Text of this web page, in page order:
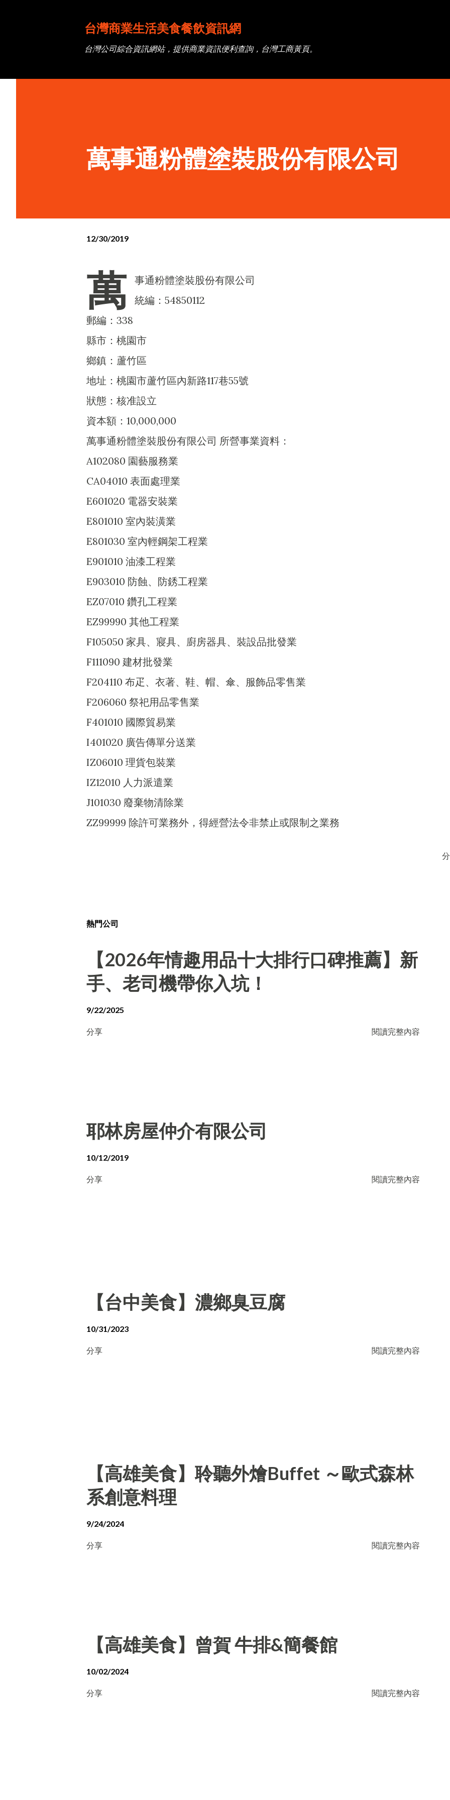
台灣商業生活美食餐飲資訊網
台灣公司綜合資訊網站，提供商業資訊便利查詢，台灣工商黃頁。
萬事通粉體塗裝股份有限公司
12/30/2019
萬
事通粉體塗裝股份有限公司
統編：54850112
郵編：338
縣市：桃園市
鄉鎮：蘆竹區
地址：桃園市蘆竹區內新路117巷55號
狀態：核准設立
資本額：10,000,000
萬事通粉體塗裝股份有限公司 所營事業資料：
A102080 園藝服務業
CA04010 表面處理業
E601020 電器安裝業
E801010 室內裝潢業
E801030 室內輕鋼架工程業
E901010 油漆工程業
E903010 防蝕、防銹工程業
EZ07010 鑽孔工程業
EZ99990 其他工程業
F105050 家具、寢具、廚房器具、裝設品批發業
F111090 建材批發業
F204110 布疋、衣著、鞋、帽、傘、服飾品零售業
F206060 祭祀用品零售業
F401010 國際貿易業
I401020 廣告傳單分送業
IZ06010 理貨包裝業
IZ12010 人力派遣業
J101030 廢棄物清除業
ZZ99999 除許可業務外，得經營法令非禁止或限制之業務
熱門公司
【2026年情趣用品十大排行口碑推薦】新
手、老司機帶你入坑！
9/22/2025
分享 閱讀完整內容
耶林房屋仲介有限公司
10/12/2019
分享 閱讀完整內容
【台中美食】濃鄉臭豆腐
10/31/2023
分享 閱讀完整內容
【高雄美食】聆聽外燴Buffet ～歐式森林
系創意料理
9/24/2024
分享 閱讀完整內容
【高雄美食】曾賀 牛排&簡餐館
10/02/2024
分享 閱讀完整內容